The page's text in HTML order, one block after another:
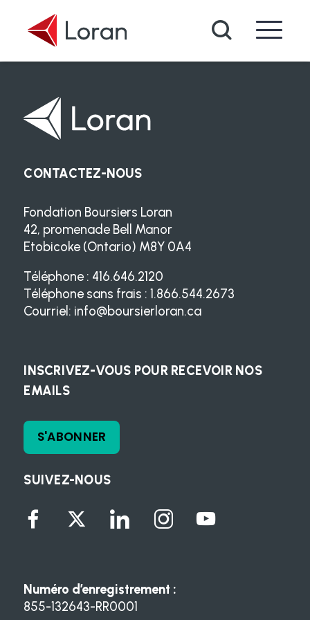
Recherche
SUIVEZ-NOUS
CONTACTEZ-NOUS
Fondation Boursiers Loran
42, promenade Bell Manor
Etobicoke (Ontario) M8Y 0A4
Téléphone : 416.646.2120
Téléphone sans frais : 1.866.544.2673
Courriel: info@boursierloran.ca
INSCRIVEZ-VOUS POUR RECEVOIR NOS
EMAILS
S'ABONNER
Numéro d’enregistrement :
855-132643-RR0001